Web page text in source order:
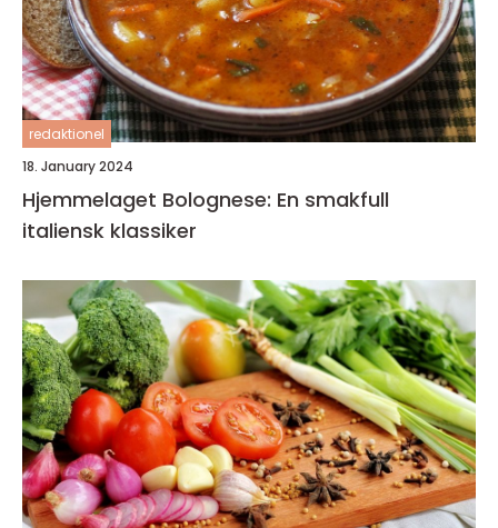
redaktionel
18. January 2024
Hjemmelaget Bolognese: En smakfull
italiensk klassiker